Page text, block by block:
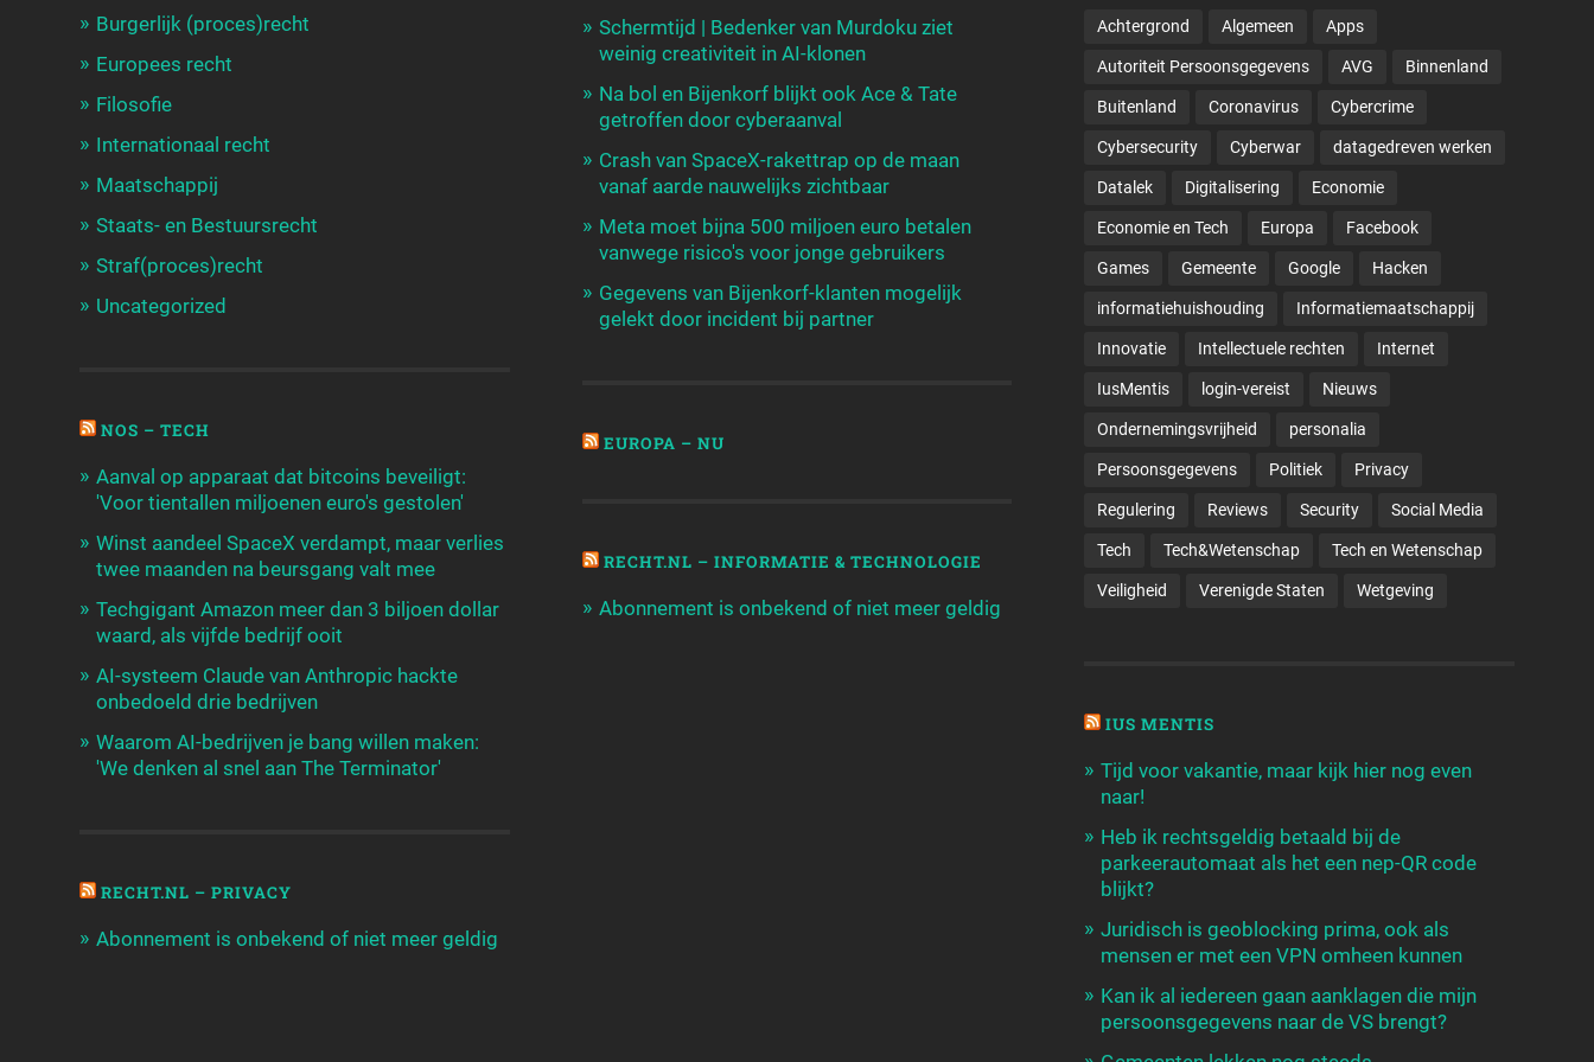
Burgerlijk (proces)recht
Europees recht
Filosofie
Internationaal recht
Maatschappij
Staats- en Bestuursrecht
Straf(proces)recht
Uncategorized
NOS – TECH
Aanval op apparaat dat bitcoins beveiligt:
'Voor tientallen miljoenen euro's gestolen'
Winst aandeel SpaceX verdampt, maar verlies
twee maanden na beursgang valt mee
Techgigant Amazon meer dan 3 biljoen dollar
waard, als vijfde bedrijf ooit
AI-systeem Claude van Anthropic hackte
onbedoeld drie bedrijven
Waarom AI-bedrijven je bang willen maken:
'We denken al snel aan The Terminator'
RECHT.NL – PRIVACY
Abonnement is onbekend of niet meer geldig
Schermtijd | Bedenker van Murdoku ziet
weinig creativiteit in AI-klonen
Na bol en Bijenkorf blijkt ook Ace & Tate
getroffen door cyberaanval
Crash van SpaceX-rakettrap op de maan
vanaf aarde nauwelijks zichtbaar
Meta moet bijna 500 miljoen euro betalen
vanwege risico's voor jonge gebruikers
Gegevens van Bijenkorf-klanten mogelijk
gelekt door incident bij partner
EUROPA – NU
RECHT.NL – INFORMATIE & TECHNOLOGIE
Abonnement is onbekend of niet meer geldig
Achtergrond Algemeen Apps
Autoriteit Persoonsgegevens AVG Binnenland
Buitenland Coronavirus Cybercrime
Cybersecurity Cyberwar datagedreven werken
Datalek Digitalisering Economie
Economie en Tech Europa Facebook
Games Gemeente Google Hacken
informatiehuishouding Informatiemaatschappij
Innovatie Intellectuele rechten Internet
IusMentis login-vereist Nieuws
Ondernemingsvrijheid personalia
Persoonsgegevens Politiek Privacy
Regulering Reviews Security Social Media
Tech Tech&Wetenschap Tech en Wetenschap
Veiligheid Verenigde Staten Wetgeving
IUS MENTIS
Tijd voor vakantie, maar kijk hier nog even
naar!
Heb ik rechtsgeldig betaald bij de
parkeerautomaat als het een nep-QR code
blijkt?
Juridisch is geoblocking prima, ook als
mensen er met een VPN omheen kunnen
Kan ik al iedereen gaan aanklagen die mijn
persoonsgegevens naar de VS brengt?